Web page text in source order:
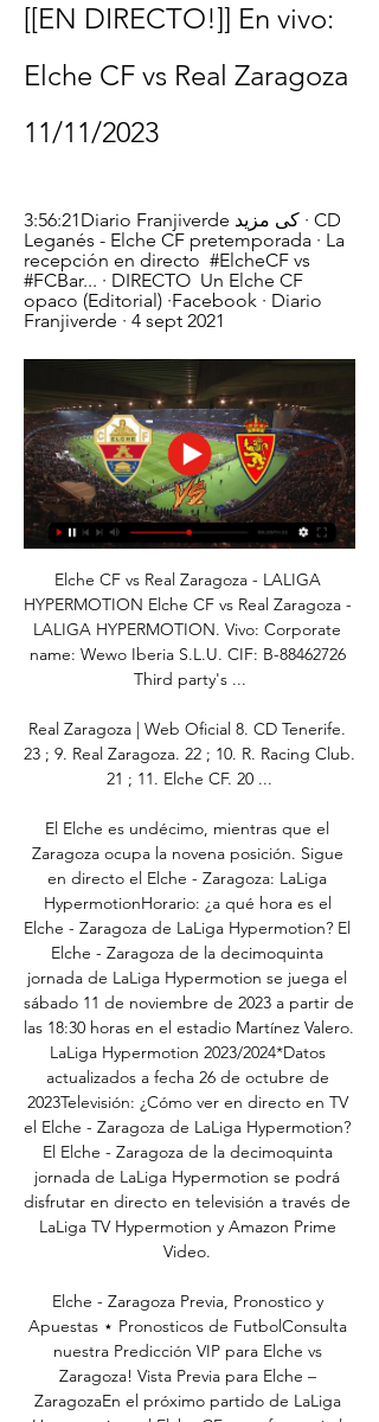
[[EN DIRECTO!]] En vivo:
Elche CF vs Real Zaragoza
11/11/2023
3:56:21Diario Franjiverde کی مزید · CD
Leganés - Elche CF pretemporada · La
recepción en directo  #ElcheCF vs
#FCBar... · DIRECTO  Un Elche CF
opaco (Editorial) ·Facebook · Diario
Franjiverde · 4 sept 2021
Elche CF vs Real Zaragoza - LALIGA
HYPERMOTION Elche CF vs Real Zaragoza -
LALIGA HYPERMOTION. Vivo: Corporate
name: Wewo Iberia S.L.U. CIF: B-88462726
Third party's ...
Real Zaragoza | Web Oficial 8. CD Tenerife.
23 ; 9. Real Zaragoza. 22 ; 10. R. Racing Club.
21 ; 11. Elche CF. 20 ...
El Elche es undécimo, mientras que el
Zaragoza ocupa la novena posición. Sigue
en directo el Elche - Zaragoza: LaLiga
HypermotionHorario: ¿a qué hora es el
Elche - Zaragoza de LaLiga Hypermotion? El
Elche - Zaragoza de la decimoquinta
jornada de LaLiga Hypermotion se juega el
sábado 11 de noviembre de 2023 a partir de
las 18:30 horas en el estadio Martínez Valero.
LaLiga Hypermotion 2023/2024*Datos
actualizados a fecha 26 de octubre de
2023Televisión: ¿Cómo ver en directo en TV
el Elche - Zaragoza de LaLiga Hypermotion?
El Elche - Zaragoza de la decimoquinta
jornada de LaLiga Hypermotion se podrá
disfrutar en directo en televisión a través de
LaLiga TV Hypermotion y Amazon Prime
Video.
Elche - Zaragoza Previa, Pronostico y
Apuestas ⋆ Pronosticos de FutbolConsulta
nuestra Predicción VIP para Elche vs
Zaragoza! Vista Previa para Elche –
ZaragozaEn el próximo partido de LaLiga